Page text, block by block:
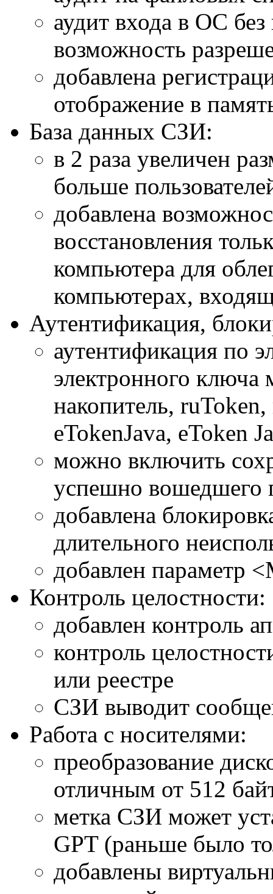
аудит входа в ОС
возможность
добавлена
отображение в
База данных СЗИ:
в 2 раза увеличен
больше
добавлена
восстановления
компьютера для
компьютерах,
Аутентификация,
аутентификация по
электронного
накопитель,
eTokenJava, eToken
можно включить
успешно вошедшего
добавлена
длительного
добавлен параметр
Контроль целостности:
добавлен контроль
контроль
или реестре
СЗИ выводит
Работа с носителями:
преобразование
отличным от 512
метка СЗИ может
GPT (раньше было
добавлены